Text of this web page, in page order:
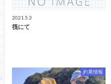
2021.5.3
筏にて
釣果情報